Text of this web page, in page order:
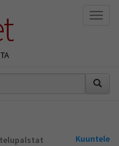
Kuuntele